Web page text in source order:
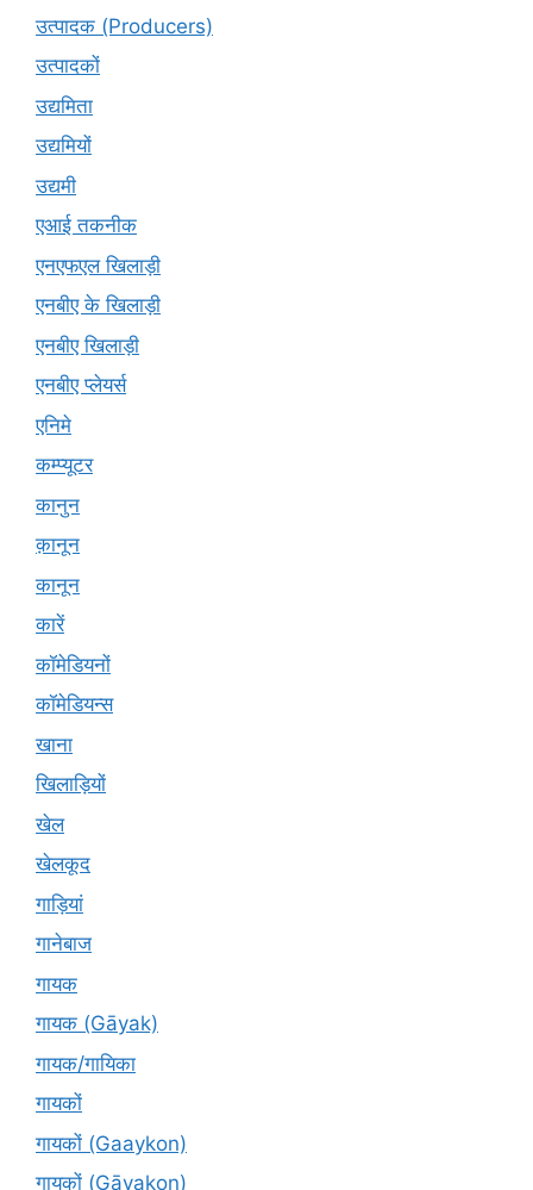
उत्पादक (Producers)
उत्पादकों
उद्यमिता
उद्यमियों
उद्यमी
एआई तकनीक
एनएफएल खिलाड़ी
एनबीए के खिलाड़ी
एनबीए खिलाड़ी
एनबीए प्लेयर्स
एनिमे
कम्प्यूटर
कानुन
क़ानून
कानून
कारें
कॉमेडियनों
कॉमेडियन्स
खाना
खिलाड़ियों
खेल
खेलकूद
गाड़ियां
गानेबाज
गायक
गायक (Gāyak)
गायक/गायिका
गायकों
गायकों (Gaaykon)
गायकों (Gāyakon)